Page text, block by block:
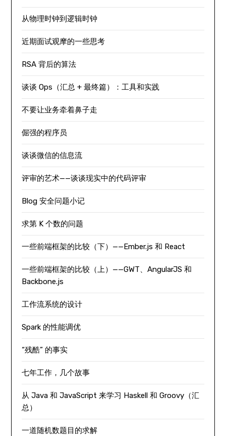
从物理时钟到逻辑时钟
近期面试观摩的一些思考
RSA 背后的算法
谈谈 Ops（汇总 + 最终篇）：工具和实践
不要让业务牵着鼻子走
倔强的程序员
谈谈微信的信息流
评审的艺术——谈谈现实中的代码评审
Blog 安全问题小记
求第 K 个数的问题
一些前端框架的比较（下）——Ember.js 和 React
一些前端框架的比较（上）——GWT、AngularJS 和
Backbone.js
工作流系统的设计
Spark 的性能调优
“残酷” 的事实
七年工作，几个故事
从 Java 和 JavaScript 来学习 Haskell 和 Groovy（汇
总）
一道随机数题目的求解